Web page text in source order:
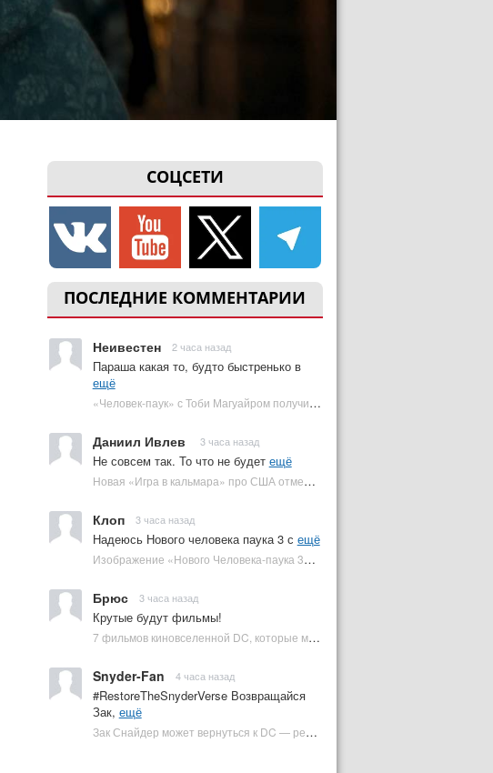
СОЦСЕТИ
ПОСЛЕДНИЕ КОММЕНТАРИИ
Неивестен 2 часа назад
Параша какая то, будто быстренько в
ещё
«Человек-паук» с Тоби Магуайром получил новый постер | Plugged In Ru
Даниил Ивлев 3 часа назад
Не совсем так. То что не будет ещё
Новая «Игра в кальмара» про США отменена | Plugged In Ru
Клоп 3 часа назад
Надеюсь Нового человека паука 3 с ещё
Изображение «Нового Человека-паука 3» подтвердило Зловещую шестерку | Plugged In Ru
Брюс 3 часа назад
Крутые будут фильмы!
7 фильмов киновселенной DC, которые может снять Зак Снайдер | Plugged In Ru
Snyder-Fan 4 часа назад
#RestoreTheSnyderVerse Возвращайся
Зак, ещё
Зак Снайдер может вернуться к DC — режиссер общался с Warner Bros. (фото) | Plugged In Ru